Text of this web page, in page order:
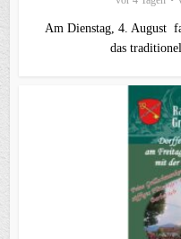
Am Dienstag, 4. August
das